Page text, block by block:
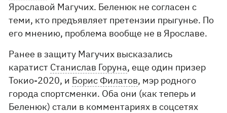
Ярославой Магучих. Беленюк не согласен с
теми, кто предъявляет претензии прыгунье. По
его мнению, проблема вообще не в Ярославе.
Ранее в защиту Магучих высказались
каратист Станислав Горуна, еще один призер
Токио-2020, и Борис Филатов, мэр родного
города спортсменки. Оба они (как теперь и
Беленюк) стали в комментариях в соцсетях